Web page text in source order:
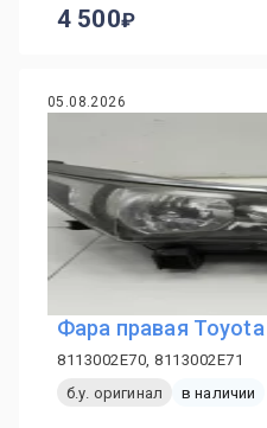
4 500
05.08.2026
Фара правая Toyota
8113002E70, 8113002E71
б.у. оригинал
в наличии